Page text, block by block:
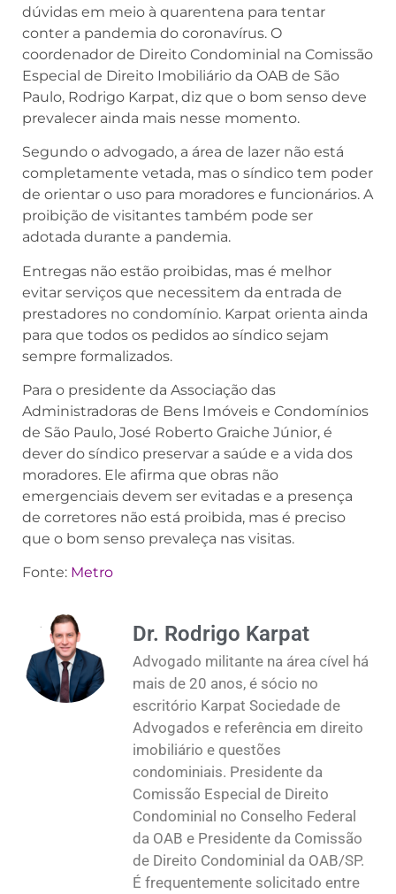
dúvidas em meio à quarentena para tentar
conter a pandemia do coronavírus. O
coordenador de Direito Condominial na Comissão
Especial de Direito Imobiliário da OAB de São
Paulo, Rodrigo Karpat, diz que o bom senso deve
prevalecer ainda mais nesse momento.
Segundo o advogado, a área de lazer não está
completamente vetada, mas o síndico tem poder
de orientar o uso para moradores e funcionários. A
proibição de visitantes também pode ser
adotada durante a pandemia.
Entregas não estão proibidas, mas é melhor
evitar serviços que necessitem da entrada de
prestadores no condomínio. Karpat orienta ainda
para que todos os pedidos ao síndico sejam
sempre formalizados.
Para o presidente da Associação das
Administradoras de Bens Imóveis e Condomínios
de São Paulo, José Roberto Graiche Júnior, é
dever do síndico preservar a saúde e a vida dos
moradores. Ele afirma que obras não
emergenciais devem ser evitadas e a presença
de corretores não está proibida, mas é preciso
que o bom senso prevaleça nas visitas.
Fonte: Metro
Dr. Rodrigo Karpat
Advogado militante na área cível há
mais de 20 anos, é sócio no
escritório Karpat Sociedade de
Advogados e referência em direito
imobiliário e questões
condominiais. Presidente da
Comissão Especial de Direito
Condominial no Conselho Federal
da OAB e Presidente da Comissão
de Direito Condominial da OAB/SP.
É frequentemente solicitado entre